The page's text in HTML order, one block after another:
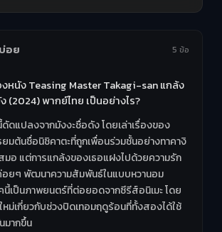
อย 5 ข้อ
งหนัง Teasing Master Takagi-san แกล้ง
(2024) พากย์ไทย เป็นอย่างไร?
ดแปลงจากมังงะชื่อดัง โดยเล่าเรื่องของ
ยมต้นชื่อนิชิคาตะที่ถูกเพื่อนร่วมชั้นอย่างทาคางิ
มอ แต่การแกล้งของเธอแฝงไปด้วยความรัก
อยๆ พัฒนาความสัมพันธ์ในแบบหวานอม
นี้เป็นภาพยนตร์ที่ต่อยอดจากซีรีส์อนิเมะ โดย
หม่เกี่ยวกับช่วงปิดเทอมฤดูร้อนที่ทั้งสองได้ใช้
มากขึ้น